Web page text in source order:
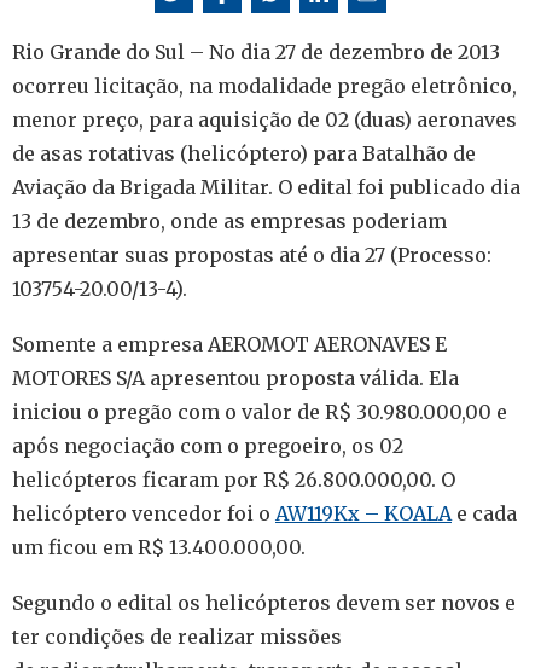
Rio Grande do Sul – No dia 27 de dezembro de 2013
ocorreu licitação, na modalidade pregão eletrônico,
menor preço, para aquisição de 02 (duas) aeronaves
de asas rotativas (helicóptero) para Batalhão de
Aviação da Brigada Militar. O edital foi publicado dia
13 de dezembro, onde as empresas poderiam
apresentar suas propostas até o dia 27 (Processo:
103754-20.00/13-4).
Somente a empresa AEROMOT AERONAVES E
MOTORES S/A apresentou proposta válida. Ela
iniciou o pregão com o valor de R$ 30.980.000,00 e
após negociação com o pregoeiro, os 02
helicópteros ficaram por R$ 26.800.000,00. O
helicóptero vencedor foi o AW119Kx – KOALAe cada
um ficou em R$ 13.400.000,00.
Segundo o edital os helicópteros devem ser novos e
ter condições de realizar missões